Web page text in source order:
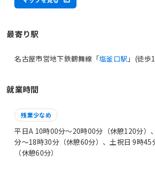
最寄り駅
名古屋市営地下鉄鶴舞線「塩釜口駅 」(徒歩
就業時間
残業少なめ
平日A 10時00分〜20時00分（休憩120分）
分〜18時30分（休憩60分）、土祝日 9時45
（休憩60分）